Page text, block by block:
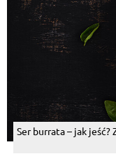
Ser burrata – jak jeść?